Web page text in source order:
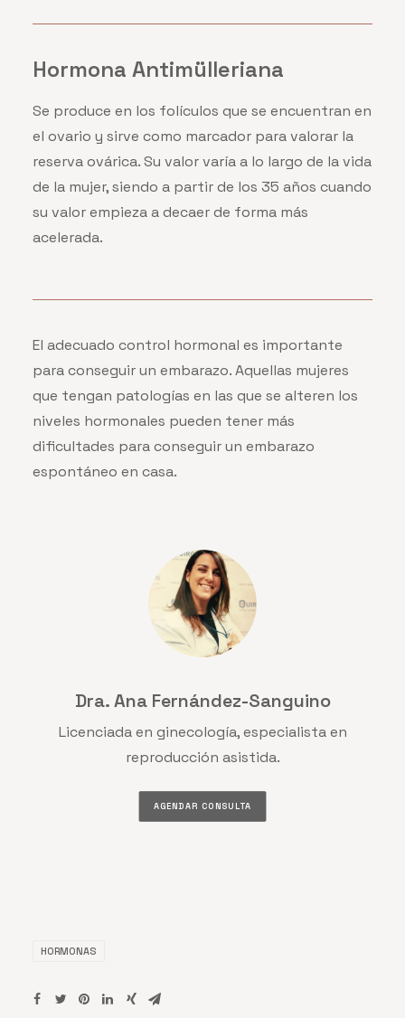
Hormona Antimülleriana
Se produce en los folículos que se encuentran en
el ovario y sirve como marcador para valorar la
reserva ovárica. Su valor varía a lo largo de la vida
de la mujer, siendo a partir de los 35 años cuando
su valor empieza a decaer de forma más
acelerada.
El adecuado control hormonal es importante
para conseguir un embarazo. Aquellas mujeres
que tengan patologías en las que se alteren los
niveles hormonales pueden tener más
dificultades para conseguir un embarazo
espontáneo en casa.
Dra. Ana Fernández-Sanguino
Licenciada en ginecología, especialista en
reproducción asistida.
AGENDAR CONSULTA
HORMONAS